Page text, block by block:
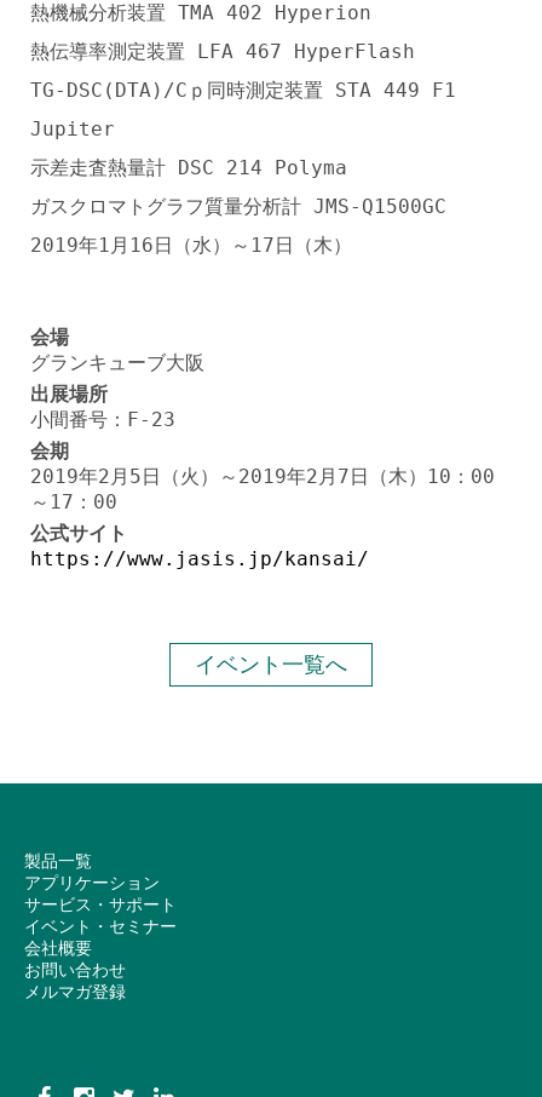
熱機械分析装置 TMA 402 Hyperion
熱伝導率測定装置 LFA 467 HyperFlash
TG-DSC(DTA)/Cｐ同時測定装置 STA 449 F1
Jupiter
示差走査熱量計 DSC 214 Polyma
ガスクロマトグラフ質量分析計 JMS-Q1500GC
2019年1月16日（水）～17日（木）
会場
グランキューブ大阪
出展場所
小間番号：F-23
会期
2019年2月5日（火）～2019年2月7日（木）10：00
～17：00
公式サイト
https://www.jasis.jp/kansai/
イベント一覧へ
製品一覧
アプリケーション
サービス・サポート
イベント・セミナー
会社概要
お問い合わせ
メルマガ登録